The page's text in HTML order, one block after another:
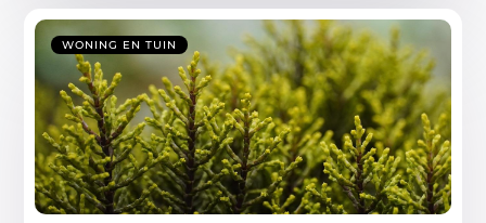
WONING EN TUIN